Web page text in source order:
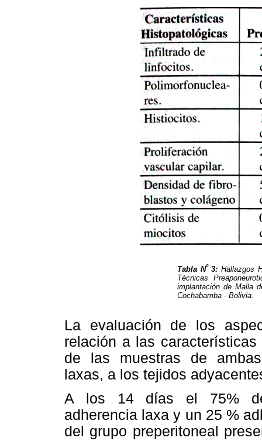
Tabla Nº3:Hallazgos
Técnicas
implantación de Malla
Cochabamba - Bolivia.
La evaluación de los
relación a las
de las muestras de
laxas, a los tejidos
A los 14 días el 75% del
adherencia laxa y un 25 %
del grupo preperitoneal